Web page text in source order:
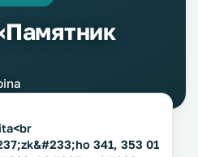
341, 353 01